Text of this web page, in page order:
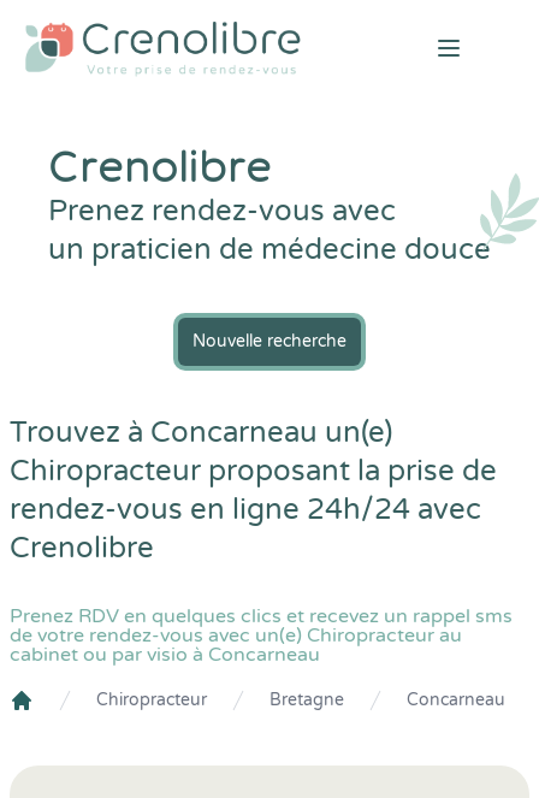
Open
Crenolibre
Prenez rendez-vous avec
un praticien de médecine douce
Nouvelle recherche
Trouvez à Concarneau un(e)
Chiropracteur proposant la prise de
rendez-vous en ligne 24h/24 avec
Crenolibre
Prenez RDV en quelques clics et recevez un rappel sms
de votre rendez-vous avec un(e) Chiropracteur au
cabinet ou par visio à Concarneau
Chiropracteur Bretagne Concarneau